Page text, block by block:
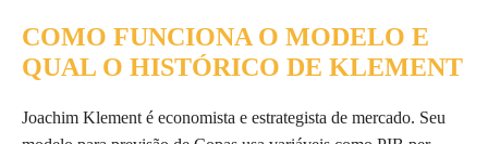
COMO FUNCIONA O MODELO E
QUAL O HISTÓRICO DE KLEMENT
Joachim Klement é economista e estrategista de mercado. Seu